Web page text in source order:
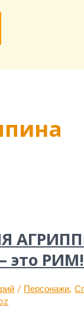
это РИМ!
/ Персонажи,